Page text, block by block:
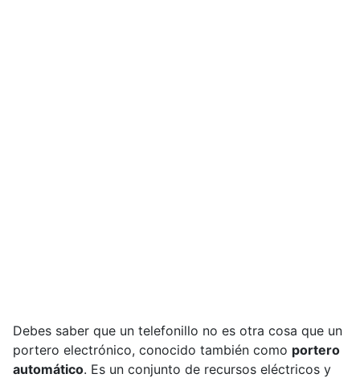
Debes saber que un telefonillo no es otra cosa que un
portero electrónico, conocido también como portero
automático. Es un conjunto de recursos eléctricos y